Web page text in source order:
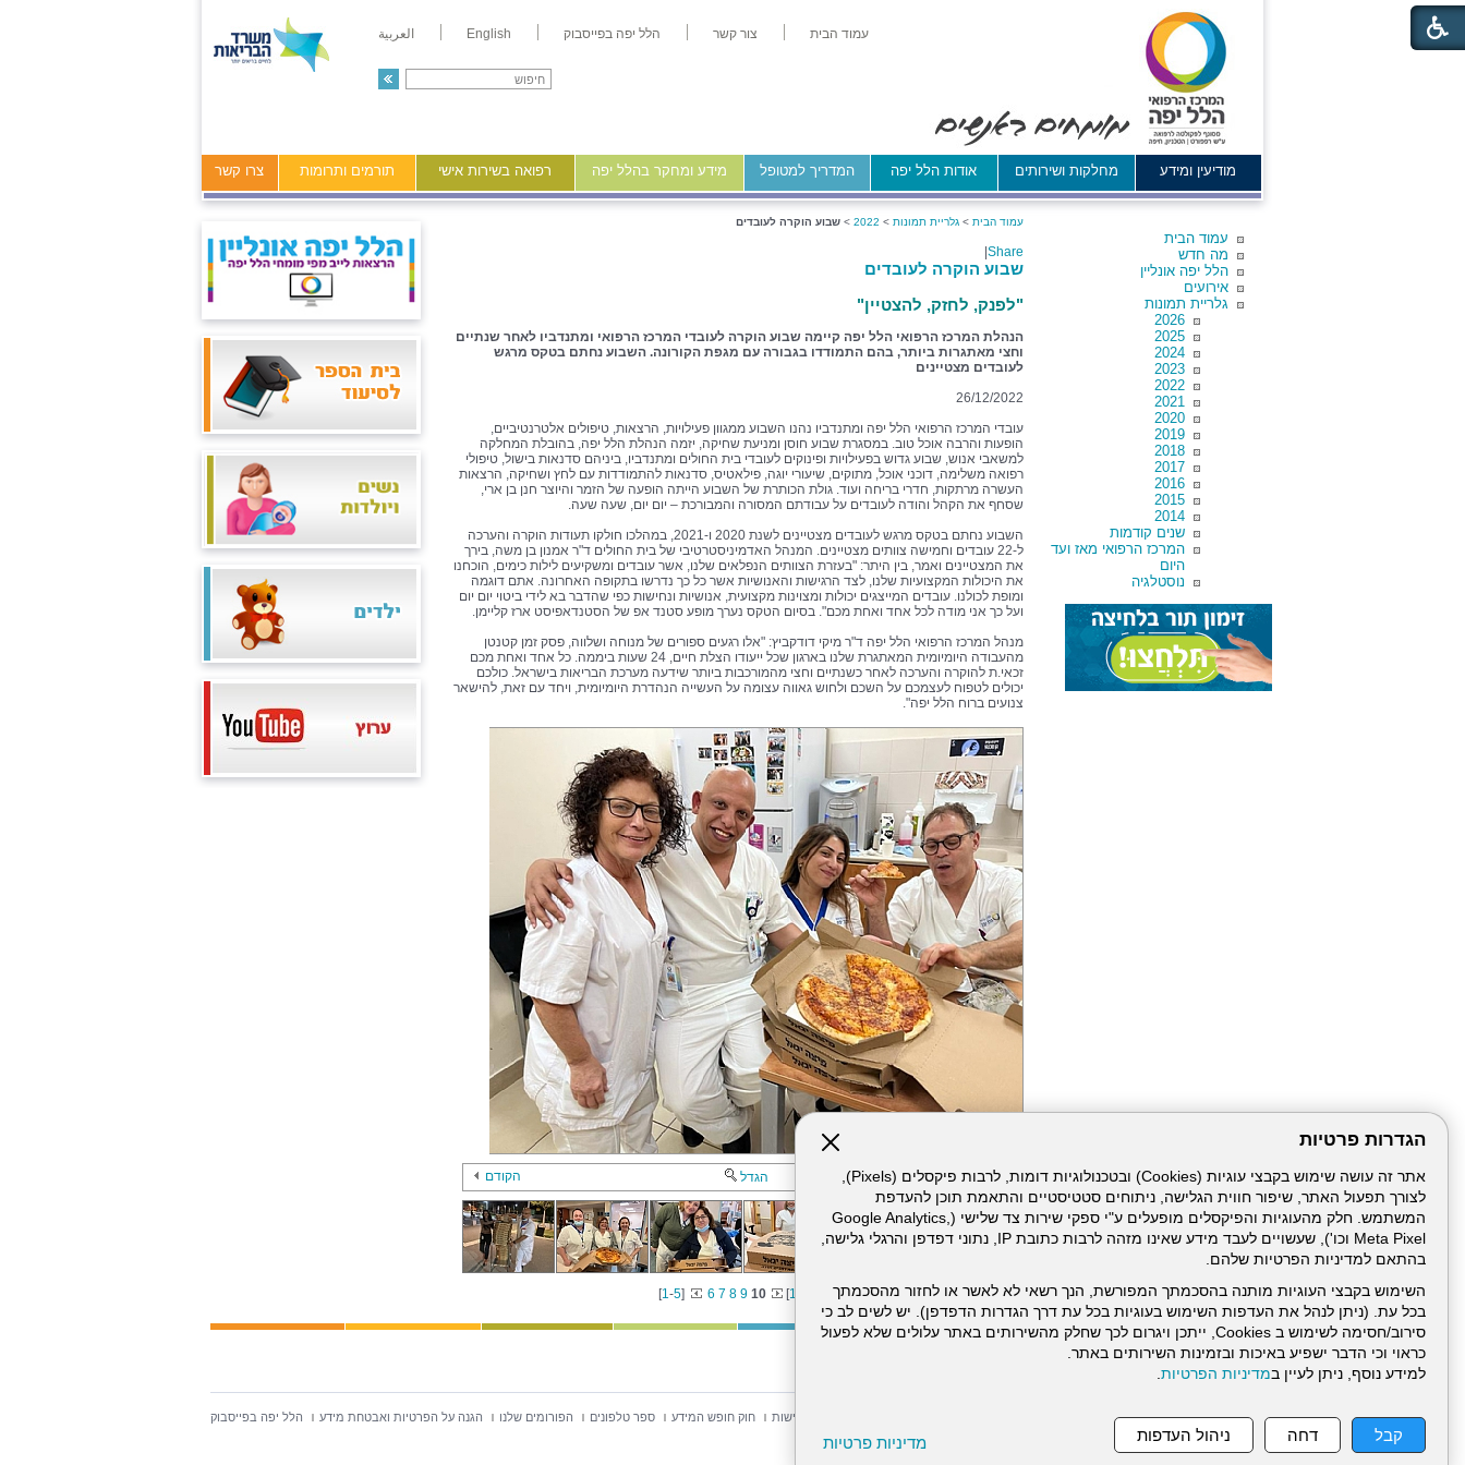
הגדרות פרטיות
אתר זה עושה שימוש בקבצי עוגיות (Cookies) ובטכנולוגיות דומות, לרבות פיקסלים (Pixels),
לצורך תפעול האתר, שיפור חווית הגלישה, ניתוחים סטטיסטיים והתאמת תוכן להעדפת
המשתמש. חלק מהעוגיות והפיקסלים מופעלים ע"י ספקי שירות צד שלישי (Google Analytics,
Meta Pixel וכו'), שעשויים לעבד מידע שאינו מזהה לרבות כתובת IP, נתוני דפדפן והרגלי גלישה,
בהתאם למדיניות הפרטיות שלהם.
השימוש בקבצי העוגיות מותנה בהסכמתך המפורשת, הנך רשאי לא לאשר או לחזור מהסכמתך
בכל עת. (ניתן לנהל את העדפות השימוש בעוגיות בכל עת דרך הגדרות הדפדפן). יש לשים לב כי
סירוב/חסימה לשימוש ב Cookies, ייתכן ויגרום לכך שחלק מהשירותים באתר עלולים שלא לפעול
כראוי וכי הדבר ישפיע באיכות ובזמינות השירותים באתר.
למידע נוסף, ניתן לעיין במדיניות הפרטיות.
קבל דחה ניהול העדפות מדיניות פרטיות
עמוד הבית צור קשר הלל יפה בפייסבוק English العربية
מודיעין ומידע מחלקות ושירותים אודות הלל יפה המדריך למטופל מידע ומחקר בהלל יפה רפואה בשירות אישי תורמים ותרומות צרו קשר
עמוד הבית
מה חדש
הלל יפה אונליין
אירועים
גלריית תמונות
2026
2025
2024
2023
2022
2021
2020
2019
2018
2017
2016
2015
2014
שנים קודמות
המרכז הרפואי מאז ועד
היום
נוסטלגיה
עמוד הבית > גלריית תמונות >
2022
> שבוע הוקרה לעובדים
Share
שבוע הוקרה לעובדים
"לפנק, לחזק, להצטיין"
הנהלת המרכז הרפואי הלל יפה קיימה שבוע הוקרה לעובדי המרכז הרפואי ומתנדביו לאחר שנתיים
וחצי מאתגרות ביותר, בהם התמודדו בגבורה עם מגפת הקורונה. השבוע נחתם בטקס מרגש
לעובדים מצטיינים
26/12/2022
עובדי המרכז הרפואי הלל יפה ומתנדביו נהנו השבוע ממגוון פעילויות, הרצאות, טיפולים אלטרנטיביים,
הופעות והרבה אוכל טוב. במסגרת שבוע חוסן ומניעת שחיקה, יזמה הנהלת הלל יפה, בהובלת המחלקה
למשאבי אנוש, שבוע גדוש בפעילויות ופינוקים לעובדי בית החולים ומתנדביו, ביניהם סדנאות בישול, טיפולי
רפואה משלימה, דוכני אוכל, מתוקים, שיעורי יוגה, פילאטיס, סדנאות להתמודדות עם לחץ ושחיקה, הרצאות
העשרה מרתקות, חדרי בריחה ועוד. גולת הכותרת של השבוע הייתה הופעה של הזמר והיוצר חנן בן ארי,
שסחף את הקהל והודה לעובדים על עבודתם המסורה והמבורכת – יום יום, שעה שעה.
השבוע נחתם בטקס מרגש לעובדים מצטיינים לשנת 2020 ו-2021, במהלכו חולקו תעודות הוקרה והערכה
ל-22 עובדים וחמישה צוותים מצטיינים. המנהל האדמיניסטרטיבי של בית החולים ד"ר אמנון בן משה, בירך
את המצטיינים ואמר, בין היתר: "בעזרת הצוותים הנפלאים שלנו, אשר עובדים ומשקיעים לילות כימים, הוכחנו
את היכולות המקצועיות שלנו, לצד הרגישות והאנושיות אשר כל כך נדרשו בתקופה האחרונה. אתם דוגמה
ומופת לכולנו. עובדים המייצגים יכולות ומצוינות מקצועית, אנושיות ונחישות כפי שהדבר בא לידי ביטוי יום יום
ועל כך אני מודה לכל אחד ואחת מכם". בסיום הטקס נערך מופע סטנד אפ של הסטנדאפיסט ארז קליימן.
מנהל המרכז הרפואי הלל יפה ד"ר מיקי דודקביץ: "אלו רגעים ספורים של מנוחה ושלווה, פסק זמן קטנטן
מהעבודה היומיומית המאתגרת שלנו בארגון שכל ייעודו הצלת חיים, 24 שעות ביממה. כל אחד ואחת מכם
זכאי.ת להוקרה והערכה לאחר כשנתיים וחצי מהמורכבות ביותר שידעה מערכת הבריאות בישראל. כולכם
יכולים לטפוח לעצמכם על השכם ולחוש גאווה עצומה על העשייה הנהדרת היומיומית, ויחד עם זאת, להישאר
צנועים ברוח הלל יפה".
הקודם הגדל הבא
[1-5] 6 7 8 9 10 [11
דרונט
הצהרת נגישות חוק חופש המידע ספר טלפונים הפורומים שלנו הגנה על הפרטיות ואבטחת מידע הלל יפה בפייסבוק